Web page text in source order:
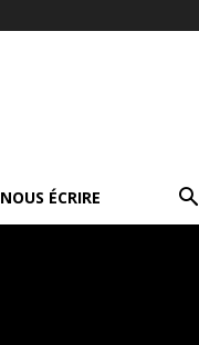
NOUS ÉCRIRE